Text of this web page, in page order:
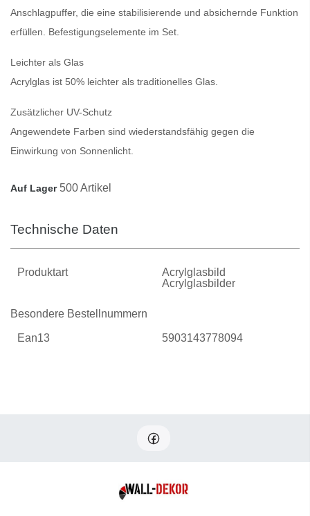
Anschlagpuffer, die eine stabilisierende und absichernde Funktion
erfüllen. Befestigungselemente im Set.
Leichter als Glas
Acrylglas ist 50% leichter als traditionelles Glas.
Zusätzlicher UV-Schutz
Angewendete Farben sind wiederstandsfähig gegen die
Einwirkung von Sonnenlicht.
Auf Lager 500 Artikel
Technische Daten
Produktart
Acrylglasbild
Acrylglasbilder
Besondere Bestellnummern
Ean13 5903143778094